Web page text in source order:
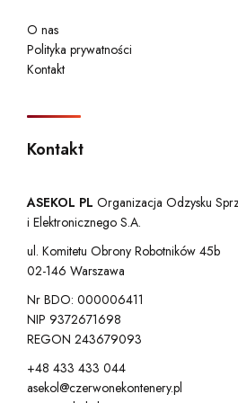
O nas
Polityka prywatności
Kontakt
Kontakt
ASEKOL PL Organizacja Odzysku
i Elektronicznego S.A.
ul. Komitetu Obrony Robotników 45b
02-146 Warszawa
Nr BDO: 000006411
NIP 9372671698
REGON 243679093
+48 433 433 044
asekol@czerwonekontenery.pl